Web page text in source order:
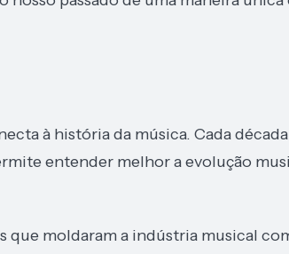
à história da música. Cada década
entender melhor a evolução
que moldaram a indústria musical